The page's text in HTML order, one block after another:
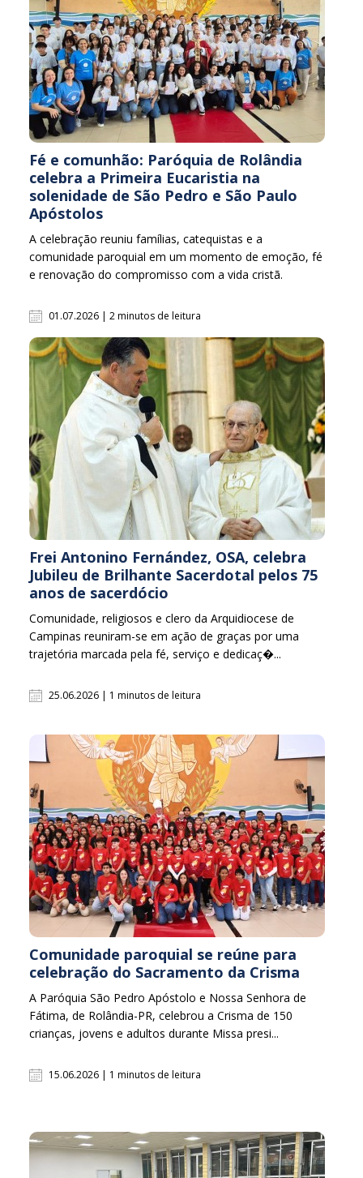
Fé e comunhão: Paróquia de Rolândia
celebra a Primeira Eucaristia na
solenidade de São Pedro e São Paulo
Apóstolos
A celebração reuniu famílias, catequistas e a
comunidade paroquial em um momento de emoção, fé
e renovação do compromisso com a vida cristã.
01.07.2026 | 2 minutos de leitura
Frei Antonino Fernández, OSA, celebra
Jubileu de Brilhante Sacerdotal pelos 75
anos de sacerdócio
Comunidade, religiosos e clero da Arquidiocese de
Campinas reuniram-se em ação de graças por uma
trajetória marcada pela fé, serviço e dedicaç�...
25.06.2026 | 1 minutos de leitura
Comunidade paroquial se reúne para
celebração do Sacramento da Crisma
A Paróquia São Pedro Apóstolo e Nossa Senhora de
Fátima, de Rolândia-PR, celebrou a Crisma de 150
crianças, jovens e adultos durante Missa presi...
15.06.2026 | 1 minutos de leitura